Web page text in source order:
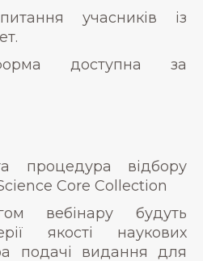
учасників із
доступна за
процедура відбору
Core Collection
вебінару будуть
якості наукових
подачі видання для